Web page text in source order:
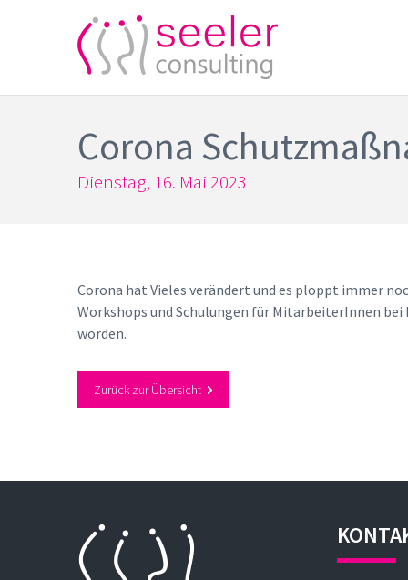
Corona
Dienstag, 16. Mai 2023
Corona hat Vieles verändert und es ploppt immer
Workshops und Schulungen für MitarbeiterInnen
worden.
Zurück zur Übersicht